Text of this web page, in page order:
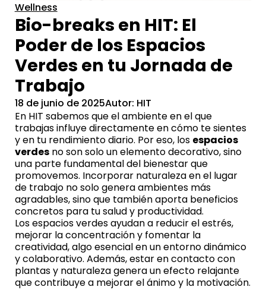
Wellness
Bio-breaks en HIT: El
Poder de los Espacios
Verdes en tu Jornada de
Trabajo
18 de junio de 2025Autor: HIT
En HIT sabemos que el ambiente en el que
trabajas influye directamente en cómo te sientes
y en tu rendimiento diario. Por eso, los espacios
verdesno son solo un elemento decorativo, sino
una parte fundamental del bienestar que
promovemos. Incorporar naturaleza en el lugar
de trabajo no solo genera ambientes más
agradables, sino que también aporta beneficios
concretos para tu salud y productividad.
Los espacios verdes ayudan a reducir el estrés,
mejorar la concentración y fomentar la
creatividad, algo esencial en un entorno dinámico
y colaborativo. Además, estar en contacto con
plantas y naturaleza genera un efecto relajante
que contribuye a mejorar el ánimo y la motivación.